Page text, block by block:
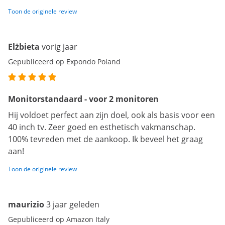
Toon de originele review
Elżbieta vorig jaar
Gepubliceerd op Expondo Poland
Monitorstandaard - voor 2 monitoren
Hij voldoet perfect aan zijn doel, ook als basis voor een
40 inch tv. Zeer goed en esthetisch vakmanschap.
100% tevreden met de aankoop. Ik beveel het graag
aan!
Toon de originele review
maurizio3 jaar geleden
Gepubliceerd op Amazon Italy